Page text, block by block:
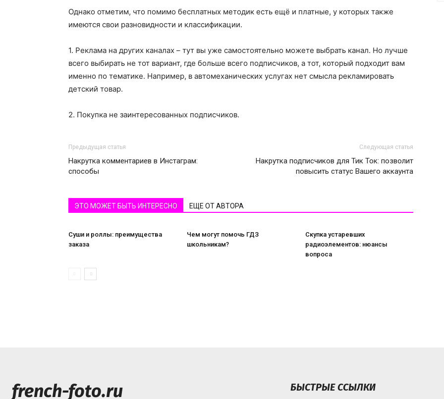
Однако отметим, что помимо бесплатных методик есть ещё и платные, у которых также
имеются свои разновидности и классификации.
1. Реклама на других каналах – тут вы уже самостоятельно можете выбрать канал. Но лучше
всего выбирать не тот вариант, где больше всего подписчиков, а тот, который подходит вам
именно по тематике. Например, в автомеханических услугах нет смысла рекламировать
детский товар.
2. Покупка не заинтересованных подписчиков.
Предыдущая статья
Накрутка комментариев в Инстаграм:
способы
Следующая статья
Накрутка подписчиков для Тик Ток: позволит
повысить статус Вашего аккаунта
ЭТО МОЖЕТ БЫТЬ ИНТЕРЕСНО ЕЩЕ ОТ АВТОРА
Суши и роллы: преимущества
заказа
Чем могут помочь ГДЗ
школьникам?
Скупка устаревших
радиоэлементов: нюансы
вопроса
french-foto.ru БЫСТРЫЕ ССЫЛКИ